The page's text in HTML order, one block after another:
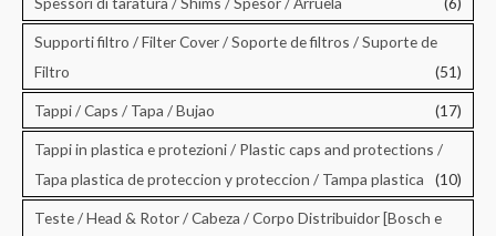
Supporti filtro / Filter Cover / Soporte de filtros / Suporte de
Filtro
(51)
Tappi / Caps / Tapa / Bujao (17)
Tappi in plastica e protezioni / Plastic caps and protections /
Tapa plastica de proteccion y proteccion / Tampa plastica
(10)
Teste / Head & Rotor / Cabeza / Corpo Distribuidor [Bosch e